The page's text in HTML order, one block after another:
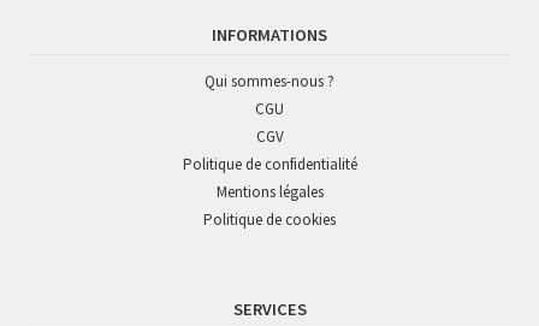
INFORMATIONS
Qui sommes-nous ?
CGU
CGV
Politique de confidentialité
Mentions légales
Politique de cookies
SERVICES